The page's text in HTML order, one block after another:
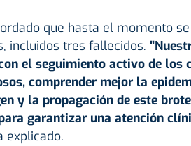
que hasta el momento
incluidos tres fallecidos.
el seguimiento activo de los
comprender mejor la
y la propagación de este
garantizar una atención
explicado.